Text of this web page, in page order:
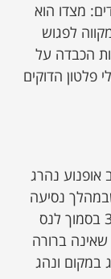
מצדו הוא
לפגוש
הכבדה על
פלטון הדוקים
כ-5 שנים רוכב אופנוע נהרג
נסיעה
של ארבעה אופנועים בשיירה על כביש 386 בסמוך לנס
ברורה
במקום ונהג